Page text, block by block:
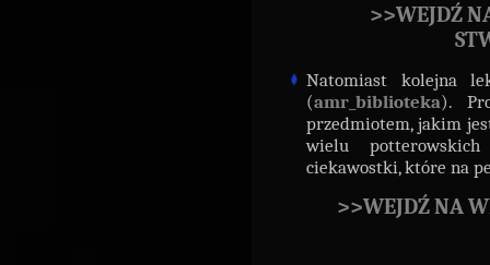
>>WEJDŹ
Natomiast kolejna
(amr_biblioteka).
przedmiotem, jakim
wielu
ciekawostki, które na
>>WEJDŹ NA